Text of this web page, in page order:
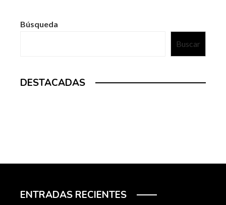
Búsqueda
Buscar
DESTACADAS
ENTRADAS RECIENTES